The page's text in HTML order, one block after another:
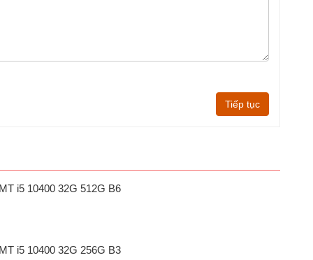
Tiếp tục
i5 10400 32G 512G B6
i5 10400 32G 256G B3